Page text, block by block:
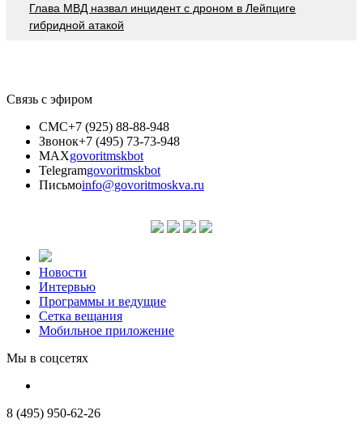
Глава МВД назвал инцидент с дроном в Лейпциге
гибридной атакой
Связь с эфиром
СМС+7 (925) 88-88-948
Звонок+7 (495) 73-73-948
MAXgovoritmskbot
Telegramgovoritmskbot
Письмоinfo@govoritmoskva.ru
Новости
Интервью
Программы и ведущие
Сетка вещания
Мобильное приложение
Мы в соцсетях
8 (495) 950-62-26